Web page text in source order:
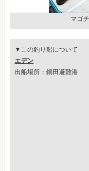
マゴ
▼この釣り船について
エデン
出船場所：鍋田避難港